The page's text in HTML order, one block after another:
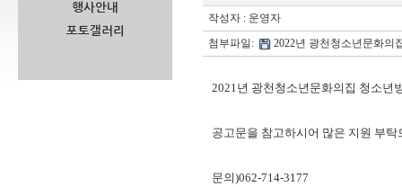
행사안내
포토갤러리
작성자 : 운영자
첨부파일:
2022년 광천청소년문화의
2021년 광천청소년문화의집 청소년
공고문을 참고하시어 많은 지원 부탁
문의)062-714-3177